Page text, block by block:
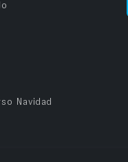
Navidad